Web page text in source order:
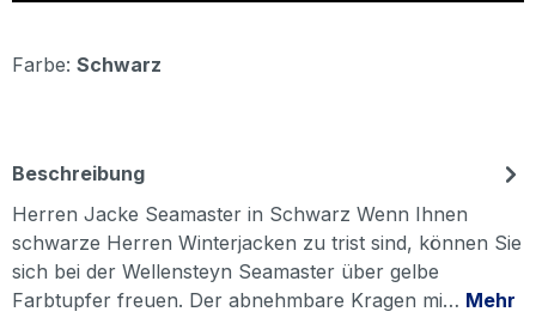
Farbe: Schwarz
Beschreibung
Herren Jacke Seamaster in Schwarz Wenn Ihnen
schwarze Herren Winterjacken zu trist sind, können Sie
sich bei der Wellensteyn Seamaster über gelbe
Farbtupfer freuen. Der abnehmbare Kragen mi… Mehr